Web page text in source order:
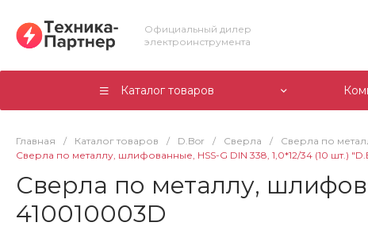
Официальный дилер
электроинструмента
Каталог товаров
Главная / Каталог товаров / D.Bor / Сверла / Сверла по
Сверла по металлу, шлифованные, HSS-G DIN 338, 1,0*12/34 (10 шт.)
Сверла по металлу,
410010003D